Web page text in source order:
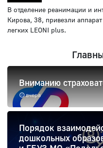
В отделение реанимации и
Кирова, 38, привезли
легких LEONI plus.
вчера
Вниманию
Порядок
дошкольных